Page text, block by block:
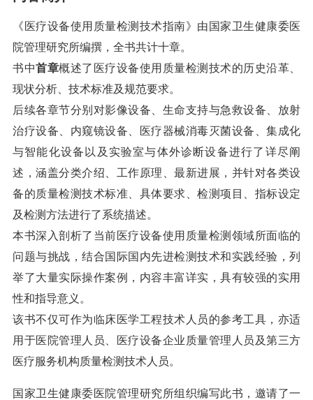
《医疗设备使用质量检测技术指南》由国家卫生健康委医
院管理研究所编撰，全书共计十章。
书中首章概述了医疗设备使用质量检测技术的历史沿革、
现状分析、技术标准及规范要求。
后续各章节分别对影像设备、生命支持与急救设备、放射
治疗设备、内窥镜设备、医疗器械消毒灭菌设备、集成化
与智能化设备以及实验室与体外诊断设备进行了详尽阐
述，涵盖分类介绍、工作原理、最新进展，并针对各类设
备的质量检测技术标准、具体要求、检测项目、指标设定
及检测方法进行了系统描述。
本书深入剖析了当前医疗设备使用质量检测领域所面临的
问题与挑战，结合国际国内先进检测技术和实践经验，列
举了大量实际操作案例，内容丰富详实，具有较强的实用
性和指导意义。
该书不仅可作为临床医学工程技术人员的参考工具，亦适
用于医院管理人员、医疗设备企业质量管理人员及第三方
医疗服务机构质量检测技术人员。
国家卫生健康委医院管理研究所组织编写此书，邀请了一